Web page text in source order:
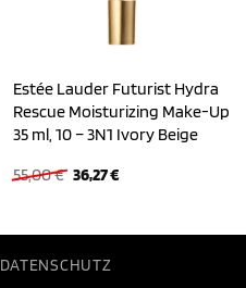
Estée Lauder Futurist Hydra
Rescue Moisturizing Make-Up
35 ml, 10 – 3N1 Ivory Beige
55,00€ Ursprünglicher
36,27€Aktueller
DATENSCHUTZ